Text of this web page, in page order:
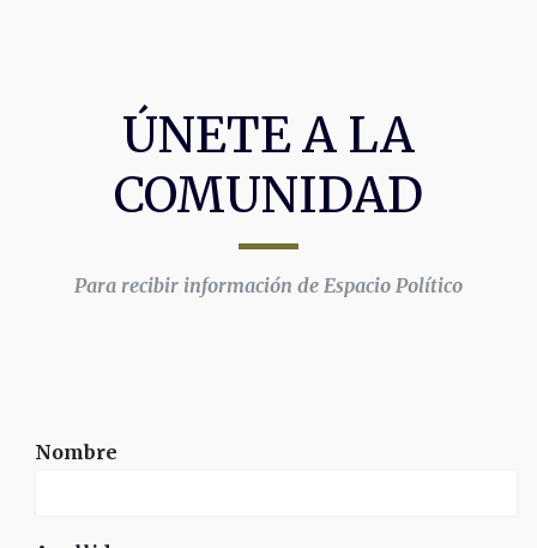
ÚNETE A LA
COMUNIDAD
Para recibir información de Espacio Político
Nombre